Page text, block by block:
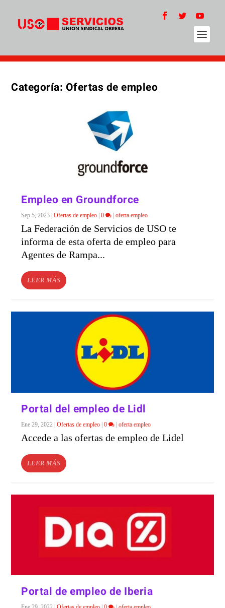
Categoría: Ofertas de empleo
Empleo en Groundforce
Sep 5, 2023 |Ofertas de empleo |0 |oferta empleo
La Federación de Servicios de USO te
informa de esta oferta de empleo para
Agentes de Rampa...
LEER MÁS
Portal del empleo de Lidl
Ene 29, 2022 |Ofertas de empleo |0 |oferta empleo
Accede a las ofertas de empleo de Lidel
LEER MÁS
Portal de empleo de Iberia